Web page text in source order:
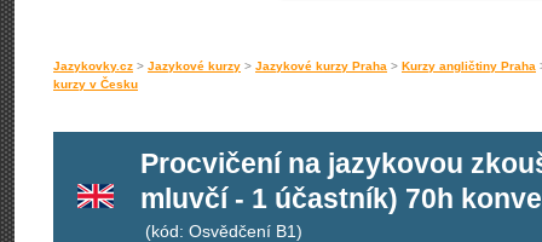
Jazykovky.cz > Jazykové kurzy > Jazykové kurzy Praha > Kurzy angličtiny Praha
kurzy v Česku
Procvičení na jazykovou
mluvčí - 1 účastník) 70h
(kód: Osvědčení B1)